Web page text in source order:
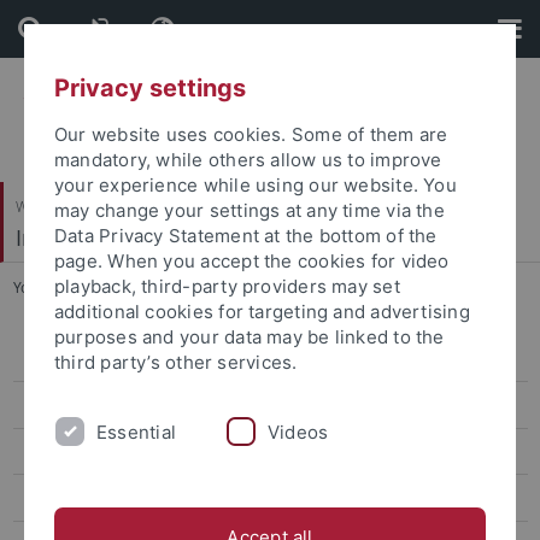
Skip
to
content
Skip
to
footer
Wirtschafts- und Sozialwissenschaftliche Fakultät
Institut für Erziehungswissenschaft
You are here: Startseite ... Syring, Marcus, Prof. Dr.
Arbeitsgruppen
Lehrstuhlassistenzen
Privacy settings
Our website uses cookies. Some of them are
mandatory, while others allow us to improve
your experience while using our website. You
may change your settings at any time via the
Data Privacy Statement at the bottom of the
page. When you accept the cookies for video
playback, third-party providers may set
additional cookies for targeting and advertising
purposes and your data may be linked to the
third party’s other services.
Essential Videos